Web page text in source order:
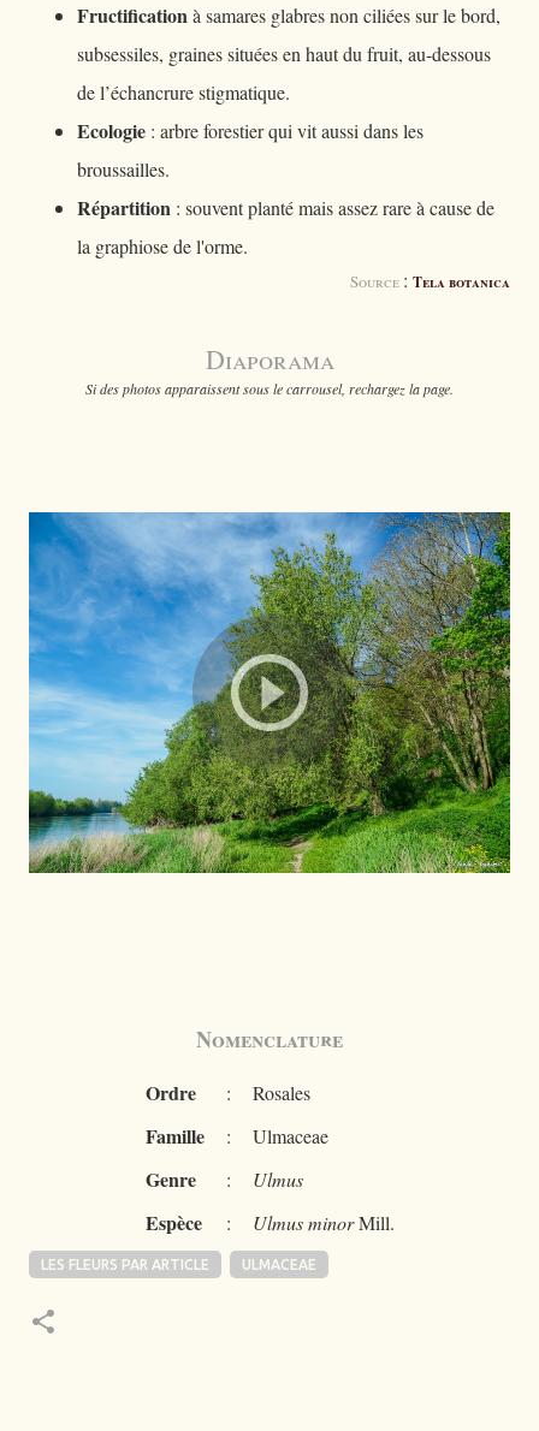
Fructificationà samares glabres non ciliées sur le bord,
subsessiles, graines situées en haut du fruit, au-dessous
de l’échancrure stigmatique.
Ecologie : arbre forestier qui vit aussi dans les
broussailles.
Répartition : souvent planté mais assez rare à cause de
la graphiose de l'orme.
Source : Tela botanica
Diaporama
Si des photos apparaissent sous le carrousel, rechargez la page.
Nomenclature
Ordre : Rosales
Famille : Ulmaceae
Genre : Ulmus
Espèce : Ulmus minorMill.
LES FLEURS PAR ARTICLE ULMACEAE